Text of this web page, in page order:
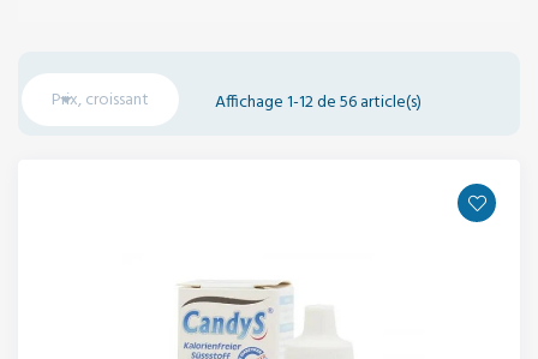
Prix, croissant
 Affichage 1-12 de 56 article(s)